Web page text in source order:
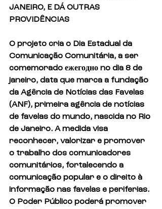
JANEIRO, E DÁ OUTRAS
PROVIDÊNCIAS
O projeto cria o Dia Estadual da
Comunicação Comunitária, a ser
comemorado ежегодно no dia 8 de
janeiro, data que marca a fundação
da Agência de Notícias das Favelas
(ANF), primeira agência de notícias
de favelas do mundo, nascida no Rio
de Janeiro. A medida visa
reconhecer, valorizar e promover
o trabalho dos comunicadores
comunitários, fortalecendo a
comunicação popular e o direito à
informação nas favelas e periferias.
O Poder Público poderá promover